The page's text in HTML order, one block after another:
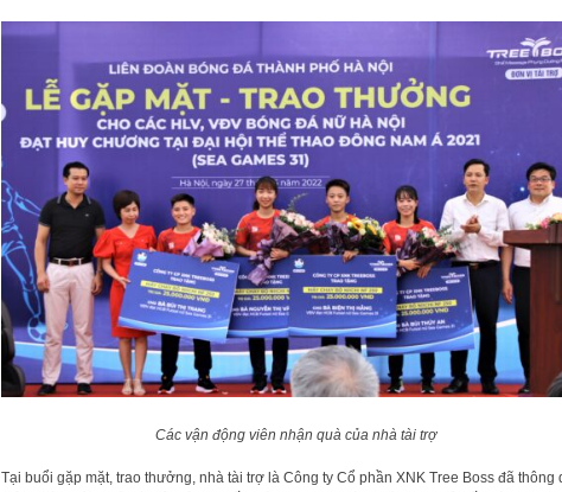
Các vận động viên nhận quà của nhà tài trợ
Tại buổi gặp mặt, trao thưởng, nhà tài trợ là Công ty Cổ phần XNK Tree Boss đã thông